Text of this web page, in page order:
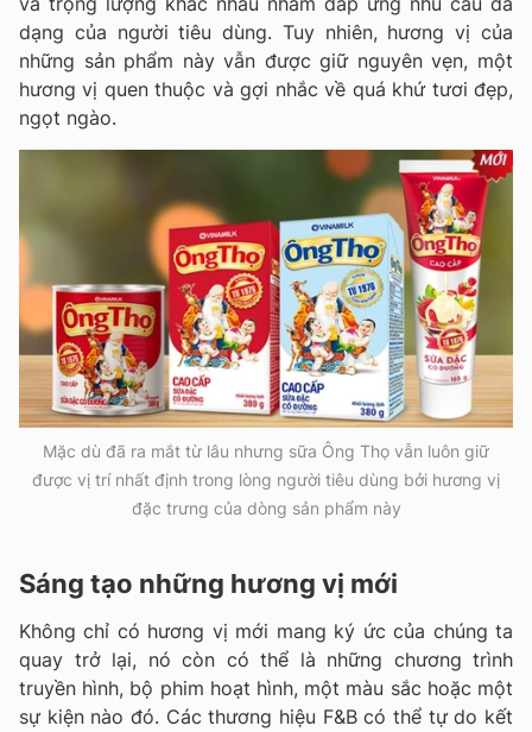
dạng của người tiêu dùng. Tuy nhiên, hương vị của
những sản phẩm này vẫn được giữ nguyên vẹn, một
hương vị quen thuộc và gợi nhắc về quá khứ tươi đẹp,
ngọt ngào.
Mặc dù đã ra mắt từ lâu nhưng sữa Ông Thọ vẫn luôn giữ
được vị trí nhất định trong lòng người tiêu dùng bởi hương vị
đặc trưng của dòng sản phẩm này
Sáng tạo những hương vị mới
Không chỉ có hương vị mới mang ký ức của chúng ta
quay trở lại, nó còn có thể là những chương trình
truyền hình, bộ phim hoạt hình, một màu sắc hoặc một
sự kiện nào đó. Các thương hiệu F&B có thể tự do kết